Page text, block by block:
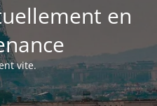
en
vite.